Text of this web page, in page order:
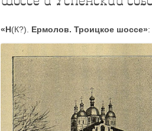
«Н(К?). Ермолов. Троицкое шоссе»: